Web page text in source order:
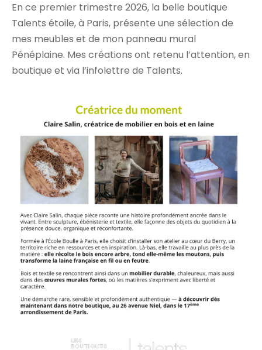
En ce premier trimestre 2026, la belle boutique
Talents étoile, à Paris, présente une sélection de
mes meubles et de mon panneau mural
Pénéplaine. Mes créations ont retenu l’attention, en
boutique et via l’infolettre de Talents.